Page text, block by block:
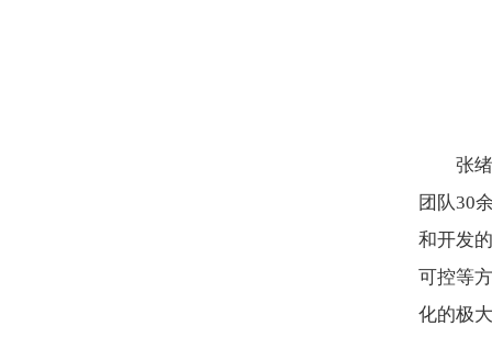
张
团队30
和开发
可控等
化的极